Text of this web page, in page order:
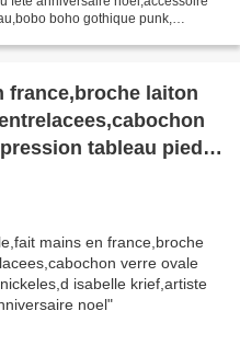
boho gothique punk,
france,broche laiton
tableau pieds
anniversaire noel